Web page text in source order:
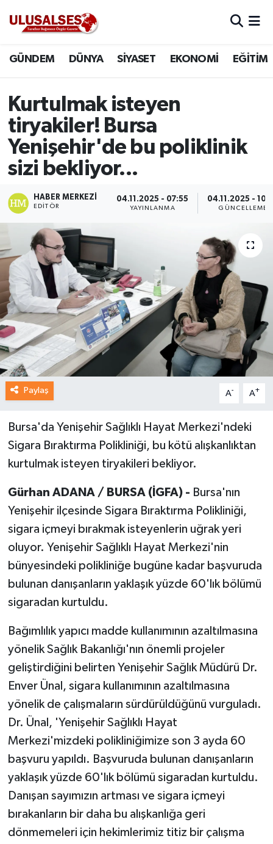
GÜNDEM DÜNYA SİYASET EKONOMİ EĞİTİM
Kurtulmak isteyen
tiryakiler! Bursa
Yenişehir'de bu poliklinik
sizi bekliyor...
HABER MERKEZI
EDITÖR
04.11.2025 - 07:55
YAYINLANMA
04.11.2025 -
GÜNCELLEME
Paylaş A- A+
Bursa'da Yenişehir Sağlıklı Hayat Merkezi'ndeki
Sigara Bıraktırma Polikliniği, bu kötü alışkanlıktan
kurtulmak isteyen tiryakileri bekliyor.
Gürhan ADANA / BURSA (İGFA) - Bursa'nın
Yenişehir ilçesinde Sigara Bıraktırma Polikliniği,
sigara içmeyi bırakmak isteyenlerin uğrak yeri
oluyor. Yenişehir Sağlıklı Hayat Merkezi'nin
bünyesindeki polikliniğe bugüne kadar başvuruda
bulunan danışanların yaklaşık yüzde 60'lık bölümü
sigaradan kurtuldu.
Bağımlılık yapıcı madde kullanımının azaltılmasına
yönelik Sağlık Bakanlığı'nın önemli projeler
geliştirdiğini belirten Yenişehir Sağlık Müdürü Dr.
Enver Ünal, sigara kullanımının azaltılmasına
yönelik de çalışmaların sürdürüldüğünü vurguladı.
Dr. Ünal, 'Yenişehir Sağlıklı Hayat
Merkezi'mizdeki polikliniğimize son 3 ayda 60
başvuru yapıldı. Başvuruda bulunan danışanların
yaklaşık yüzde 60'lık bölümü sigaradan kurtuldu.
Danışan sayımızın artması ve sigara içmeyi
bırakanların bir daha bu alışkanlığa geri
dönmemeleri için hekimlerimiz titiz bir çalışma
DÜNYA
SİYASET
EKONOMİ
EĞİTİM
SAĞLIK
MAGAZİN
SPOR
Trafik Durumu
Süper Lig Puan Durumu ve Fikstür
Tüm Manşetler
Son Dakika Haberleri
Haber Arşivi